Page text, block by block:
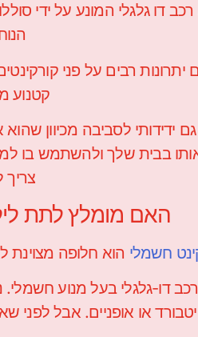
דו גלגלי המונע על ידי
רבים על פני
קטנוע
ידידותי לסביבה מכיוון שהוא
בבית שלך ולהשתמש בו
האם מומלץ לתת
חשמלי הוא חלופה מצוינת
דו-גלגלי בעל מנוע
או אופניים. אבל לפני